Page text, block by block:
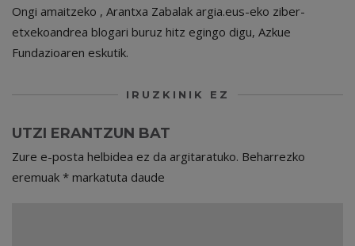
Ongi amaitzeko , Arantxa Zabalak argia.eus-eko ziber-
etxekoandrea blogari buruz hitz egingo digu, Azkue
Fundazioaren eskutik.
IRUZKINIK EZ
UTZI ERANTZUN BAT
Zure e-posta helbidea ez da argitaratuko. Beharrezko
eremuak * markatuta daude